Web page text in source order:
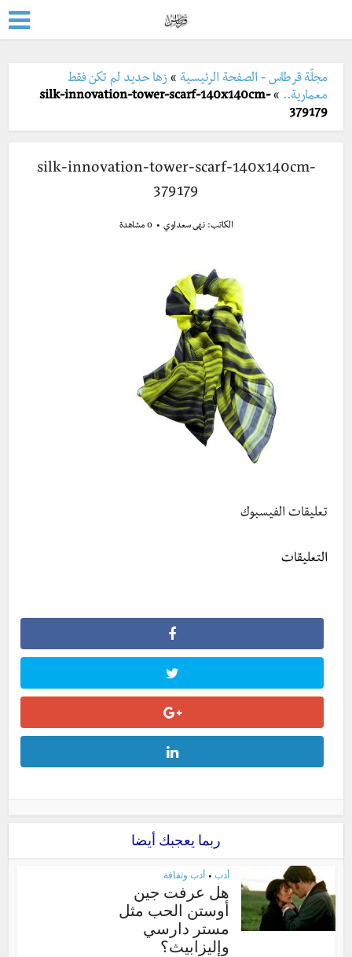
مجلّة قرطاس - الصفحة الرئيسية »زها حديد لم تكن فقط
معمارية.. »
silk-innovation-tower-scarf-140x140cm-
379179
silk-innovation-tower-scarf-140x140cm-
379179
الكاتب:نهى سعداوي 0 مشاهدة
تعليقات الفيسبوك
التعليقات
ربما يعجبك أيضا
أدب • أدب وثقافة
هل عرفت جين
أوستن الحب مثل
مستر دارسي
وإليزابيث؟